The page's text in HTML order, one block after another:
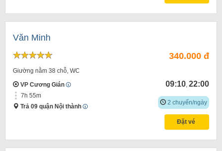
Văn Minh
Giường nằm 38 chỗ, WC
VP Cương Gián
7h 55m
Trả 09 quận Nội thành
340.000 đ
09:10 22:00
2 chuyến/ngày
Đặt vé